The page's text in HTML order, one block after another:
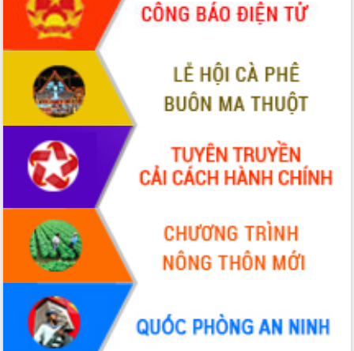
Khởi động Dự án Đầu tư xây dựng hạ
tầng kỹ thuật Cụm công nghiệp Tân
Gặp mặt các cơ quan báo chí nhân Kỷ
niệm 101 năm Ngày Báo chí Cách
mạng Việt Nam
Đắk Lắk sơ kết 4 năm triển khai thực
hiện Đề án 06 của Chính phủ
Họp báo thông tin về Hội nghị Công bố
Quy hoạch và Xúc tiến đầu tư tỉnh Đắk
Khơi thông điểm nghẽn, đẩy nhanh
giải ngân vốn khắc phục thiên tai
HĐND tỉnh thông qua điều chỉnh Quy
hoạch tỉnh thời kỳ 2021-2030
Hội thảo góp ý hồ sơ điều chỉnh quy
hoạch tỉnh Đắk Lắk thời kỳ 2021-2030,
tầm nhìn đến năm 2050
Nâng cao hiệu quả hoạt động của các
doanh nghiệp nhà nước